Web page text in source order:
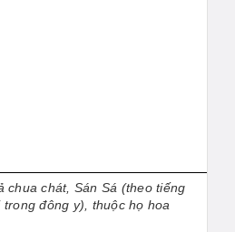
chua chát, Sán Sá (theo tiếng
đông y), thuộc họ hoa